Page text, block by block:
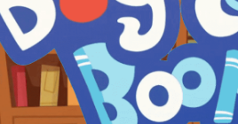
国
育动
《旋风战车队》Blaze and
the Monster Machines英文
版 第四季 [全20集]
​​动画介绍​​ 《旋风战车队》是由​​美国
尼克频道​​制作的学龄前STEM教育动